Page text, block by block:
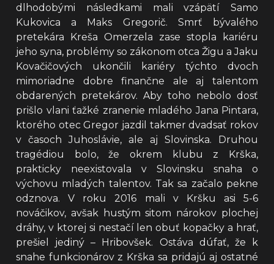
dlhodobými následkami mali vzápätí Samo
Kukovica a Maks Gregorič. Smrť bývalého
pretekára Kreša Omerzela zase stopla kariéru
jeho syna, problémy so zákonom otca Žigu a Jaku
Kovačičových ukončili kariéry týchto dvoch
mimoriadne dobre finančne ale aj talentom
obdarených pretekárov. Aby toho nebolo dosť
prišlo vlani ťažké zranenie mladého Jana Pintara,
ktorého otec Gregor jazdil takmer dvadsať rokov
v časoch Juhoslávie, ale aj Slovinska. Druhou
tragédiou bolo, že okrem klubu z Krška,
prakticky neexistovala v Slovinsku snaha o
výchovu mladých talentov. Tak sa začalo pekne
odznova. V roku 2016 mali v Kršku asi 5-6
nováčikov, avšak hustým sitom nárokov plochej
dráhy, v ktorej si nestačí len obuť kopačky a hrať,
prešiel jediný – Hribovšek. Ostáva dúfať, že k
snahe funkcionárov z Krška sa pridajú aj ostatné